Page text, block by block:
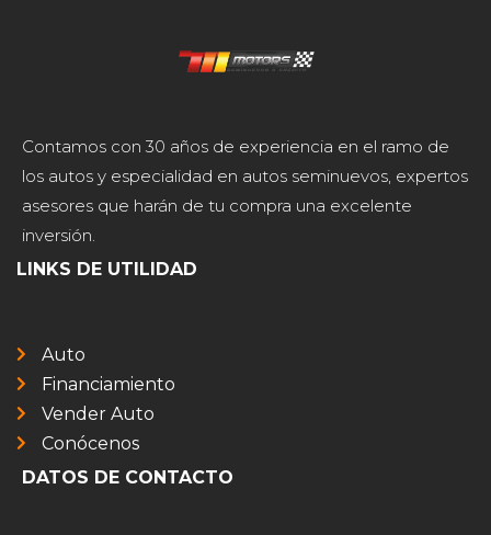
Contamos con 30 años de experiencia en el ramo de
los autos y especialidad en autos seminuevos, expertos
asesores que harán de tu compra una excelente
inversión.
LINKS DE UTILIDAD
Auto
Financiamiento
Vender Auto
Conócenos
DATOS DE CONTACTO